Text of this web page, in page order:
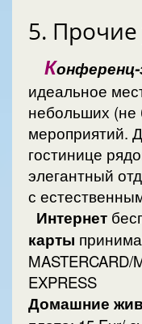
5.
К
идеальное
небольших (не
мероприятий.
гостинице
элегантный
с
Интернет
карты
MASTERCARD/
EXPRESS
Домашние